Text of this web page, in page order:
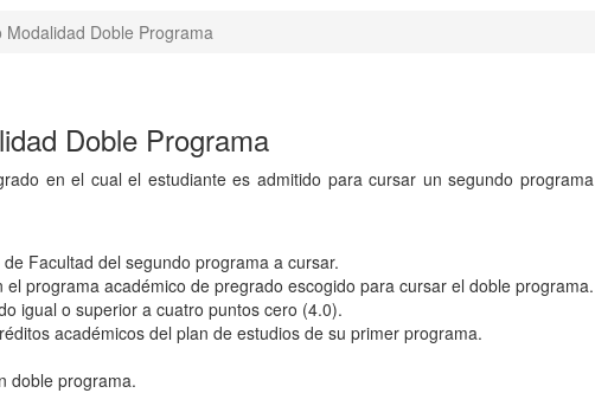
Doble Programa
Doble Programa
en el cual el estudiante es admitido para cursar un segundo programa
Facultad del segundo programa a cursar.
programa académico de pregrado escogido para cursar el doble programa.
igual o superior a cuatro puntos cero (4.0).
académicos del plan de estudios de su primer programa.
doble programa.